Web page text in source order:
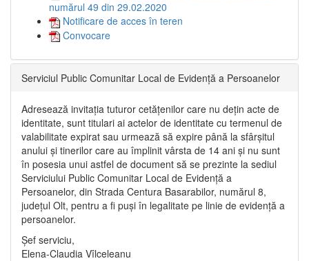
numărul 49 din 29.02.2020
Notificare de acces în teren
Convocare
Serviciul Public Comunitar Local de Evidență a Persoanelor
Adresează invitația tuturor cetățenilor care nu dețin acte de
identitate, sunt titulari ai actelor de identitate cu termenul de
valabilitate expirat sau urmează să expire până la sfârșitul
anului și tinerilor care au împlinit vârsta de 14 ani și nu sunt
în posesia unui astfel de document să se prezinte la sediul
Serviciului Public Comunitar Local de Evidență a
Persoanelor, din Strada Centura Basarabilor, numărul 8,
județul Olt, pentru a fi puși în legalitate pe linie de evidență a
persoanelor.
Șef serviciu,
Elena-Claudia Vîlceleanu